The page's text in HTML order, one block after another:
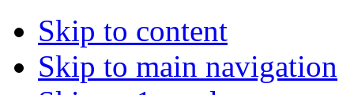
Skip to content
Skip to main navigation